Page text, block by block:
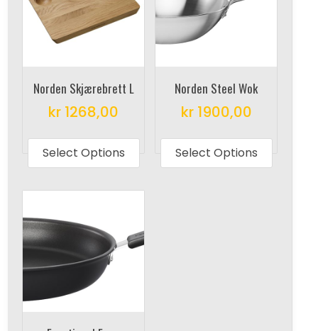
Norden Skjærebrett L
kr 1268,00
Select Options
product
has
multiple
The
options
Norden Steel Wok
kr1900,00
Select Options
has